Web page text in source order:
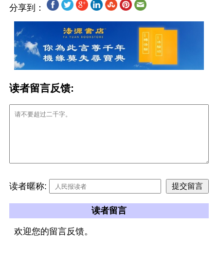
分享到：
读者留言反馈:
读者暱称:
读者留言
欢迎您的留言反馈。